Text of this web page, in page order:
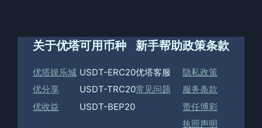
关于优塔
优塔娱乐城
优分享
优收益
可用币种
USDT-ERC20
USDT-TRC20
USDT-BEP20
新手帮助
优塔客服
常见问题
政策条款
隐私政策
服务条款
责任博彩
执照声明